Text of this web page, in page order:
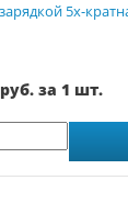
5х-
за 1 шт.